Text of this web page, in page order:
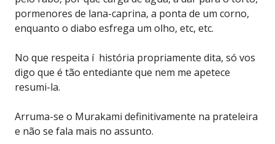
pormenores de lana-caprina, a ponta de um corno,
enquanto o diabo esfrega um olho, etc, etc.
No que respeita í história propriamente dita, só vos
digo que é tão entediante que nem me apetece
resumi-la.
Arruma-se o Murakami definitivamente na prateleira
e não se fala mais no assunto.